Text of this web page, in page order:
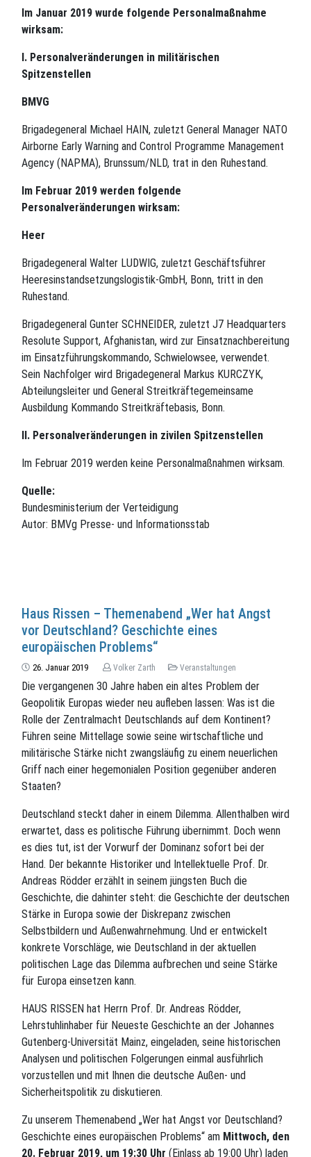
Im Januar 2019 wurde folgende Personalmaßnahme
wirksam:
I. Personalveränderungen in militärischen
Spitzenstellen
BMVG
Brigadegeneral Michael HAIN, zuletzt General Manager NATO
Airborne Early Warning and Control Programme Management
Agency (NAPMA), Brunssum/NLD, trat in den Ruhestand.
Im Februar 2019 werden folgende
Personalveränderungen wirksam:
Heer
Brigadegeneral Walter LUDWIG, zuletzt Geschäftsführer
Heeresinstandsetzungslogistik-GmbH, Bonn, tritt in den
Ruhestand.
Brigadegeneral Gunter SCHNEIDER, zuletzt J7 Headquarters
Resolute Support, Afghanistan, wird zur Einsatznachbereitung
im Einsatzführungskommando, Schwielowsee, verwendet.
Sein Nachfolger wird Brigadegeneral Markus KURCZYK,
Abteilungsleiter und General Streitkräftegemeinsame
Ausbildung Kommando Streitkräftebasis, Bonn.
II. Personalveränderungen in zivilen Spitzenstellen
Im Februar 2019 werden keine Personalmaßnahmen wirksam.
Quelle:
Bundesministerium der Verteidigung
Autor: BMVg Presse- und Informationsstab
Haus Rissen – Themenabend „Wer hat Angst
vor Deutschland? Geschichte eines
europäischen Problems“
26. Januar 2019 Volker Zarth Veranstaltungen
Die vergangenen 30 Jahre haben ein altes Problem der
Geopolitik Europas wieder neu aufleben lassen: Was ist die
Rolle der Zentralmacht Deutschlands auf dem Kontinent?
Führen seine Mittellage sowie seine wirtschaftliche und
militärische Stärke nicht zwangsläufig zu einem neuerlichen
Griff nach einer hegemonialen Position gegenüber anderen
Staaten?
Deutschland steckt daher in einem Dilemma. Allenthalben wird
erwartet, dass es politische Führung übernimmt. Doch wenn
es dies tut, ist der Vorwurf der Dominanz sofort bei der
Hand. Der bekannte Historiker und Intellektuelle Prof. Dr.
Andreas Rödder erzählt in seinem jüngsten Buch die
Geschichte, die dahinter steht: die Geschichte der deutschen
Stärke in Europa sowie der Diskrepanz zwischen
Selbstbildern und Außenwahrnehmung. Und er entwickelt
konkrete Vorschläge, wie Deutschland in der aktuellen
politischen Lage das Dilemma aufbrechen und seine Stärke
für Europa einsetzen kann.
HAUS RISSEN hat Herrn Prof. Dr. Andreas Rödder,
Lehrstuhlinhaber für Neueste Geschichte an der Johannes
Gutenberg-Universität Mainz, eingeladen, seine historischen
Analysen und politischen Folgerungen einmal ausführlich
vorzustellen und mit Ihnen die deutsche Außen- und
Sicherheitspolitik zu diskutieren.
Zu unserem Themenabend „Wer hat Angst vor Deutschland?
Geschichte eines europäischen Problems“ am Mittwoch, den
20. Februar 2019, um 19:30 Uhr (Einlass ab 19:00 Uhr) laden